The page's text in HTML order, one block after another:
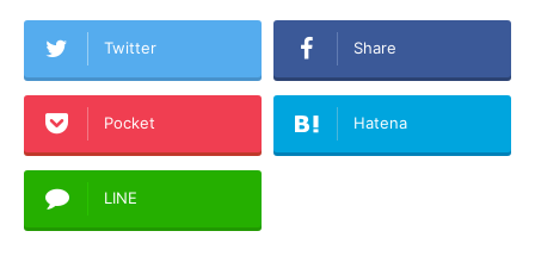
Twitter Share
Pocket Hatena
LINE